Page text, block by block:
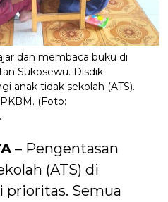
dan membaca buku di
Sukosewu. Disdik
anak tidak sekolah (ATS).
(Foto:
– Pengentasan
(ATS) di
prioritas. Semua